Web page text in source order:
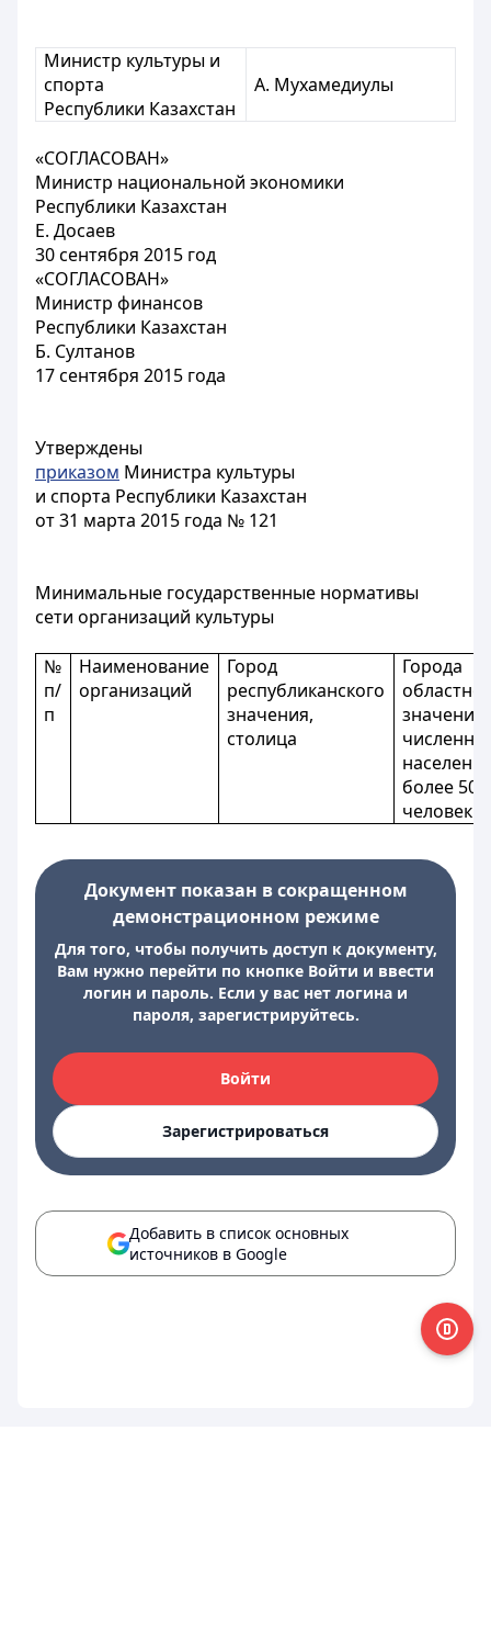
Министр культуры и
спорта
Республики Казахстан
А. Мухамедиулы
«СОГЛАСОВАН»
Министр национальной экономики
Республики Казахстан
Е. Досаев
30 сентября 2015 год
«СОГЛАСОВАН»
Министр финансов
Республики Казахстан
Б. Султанов
17 сентября 2015 года
Утверждены
приказом Министра культуры
и спорта Республики Казахстан
от 31 марта 2015 года № 121
Минимальные государственные нормативы
сети организаций культуры
№
п/
п
Наименование
организаций
Город
республиканского
значения,
столица
Города
значения
более
человек
Документ показан в сокращенном
демонстрационном режиме
Для того, чтобы получить доступ к документу,
Вам нужно перейти по кнопке Войти и ввести
логин и пароль. Если у вас нет логина и
пароля, зарегистрируйтесь.
Войти
Зарегистрироваться
Добавить в список основных
источников в Google